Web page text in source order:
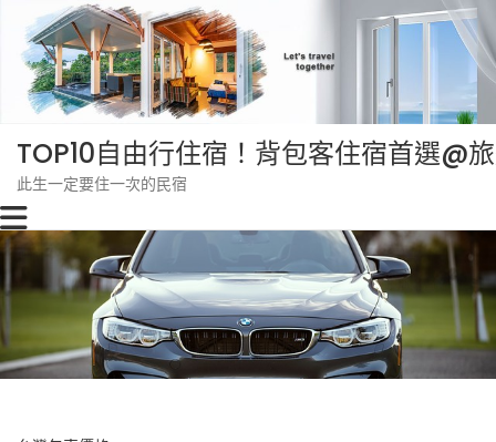
content
TOP10自由行住宿！背包客住宿首選@
此生一定要住一次的民宿